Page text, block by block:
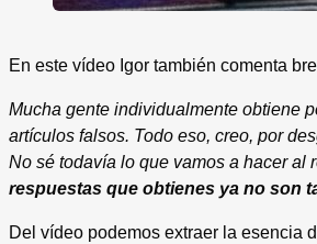
En este vídeo Igor también comenta
Mucha gente individualmente obtiene
artículos falsos. Todo eso, creo, por
No sé todavía lo que vamos a hacer al
respuestas que obtienes ya no son
Del vídeo podemos extraer la esencia